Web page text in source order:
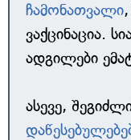
ჩამონათვალი
ვაქცინაცია.
ადგილები
ასევე,